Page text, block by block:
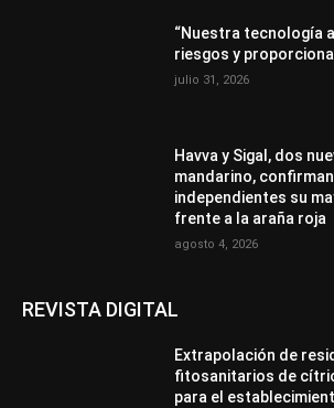
“Nuestra tecnología
riesgos y
julio 31, 2026
Havva y Sigal, dos
mandarino,
independientes su
frente a la araña roja
agosto 4, 2026
REVISTA DIGITAL
Extrapolación de
fitosanitarios de
para el